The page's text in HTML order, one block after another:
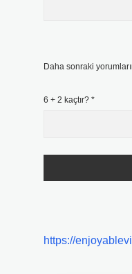
Daha sonraki
6 + 2 kaçtır? *
https://